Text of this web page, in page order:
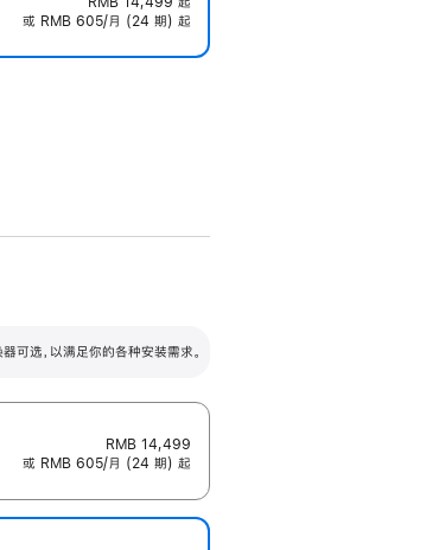
或 RMB 605/月 (24 期) 起
高度调节范围。
选，以满足你的各种安装需求。
RMB 14,499
或 RMB 605/月 (24 期) 起